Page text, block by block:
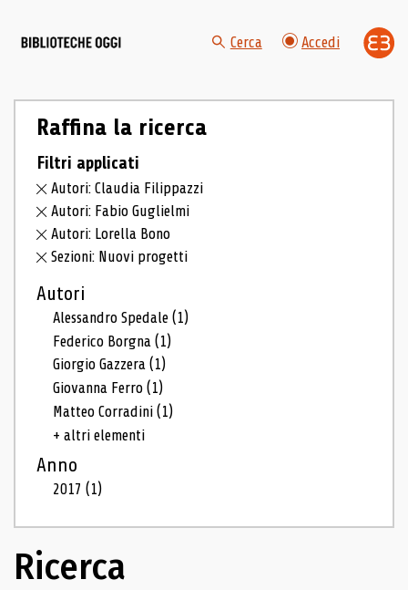
Cerca Accedi
Raffina la ricerca
Filtri applicati
Autori: Claudia Filippazzi
Autori: Fabio Guglielmi
Autori: Lorella Bono
Sezioni: Nuovi progetti
Autori
Alessandro Spedale(1)
Federico Borgna(1)
Giorgio Gazzera(1)
Giovanna Ferro(1)
Matteo Corradini(1)
+ altri elementi
Anno
2017(1)
Ricerca